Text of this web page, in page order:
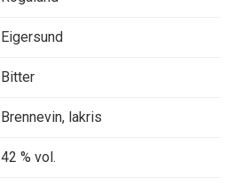
Eigersund
Bitter
Brennevin, lakris
42 % vol.